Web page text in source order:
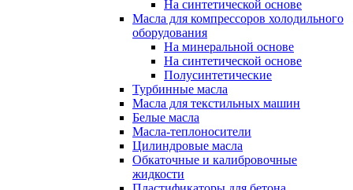
На синтетической основе
Масла для компрессоров холодильного
оборудования
На минеральной основе
На синтетической основе
Полусинтетические
Турбинные масла
Масла для текстильных машин
Белые масла
Масла-теплоносители
Цилиндровые масла
Обкаточные и калибровочные
жидкости